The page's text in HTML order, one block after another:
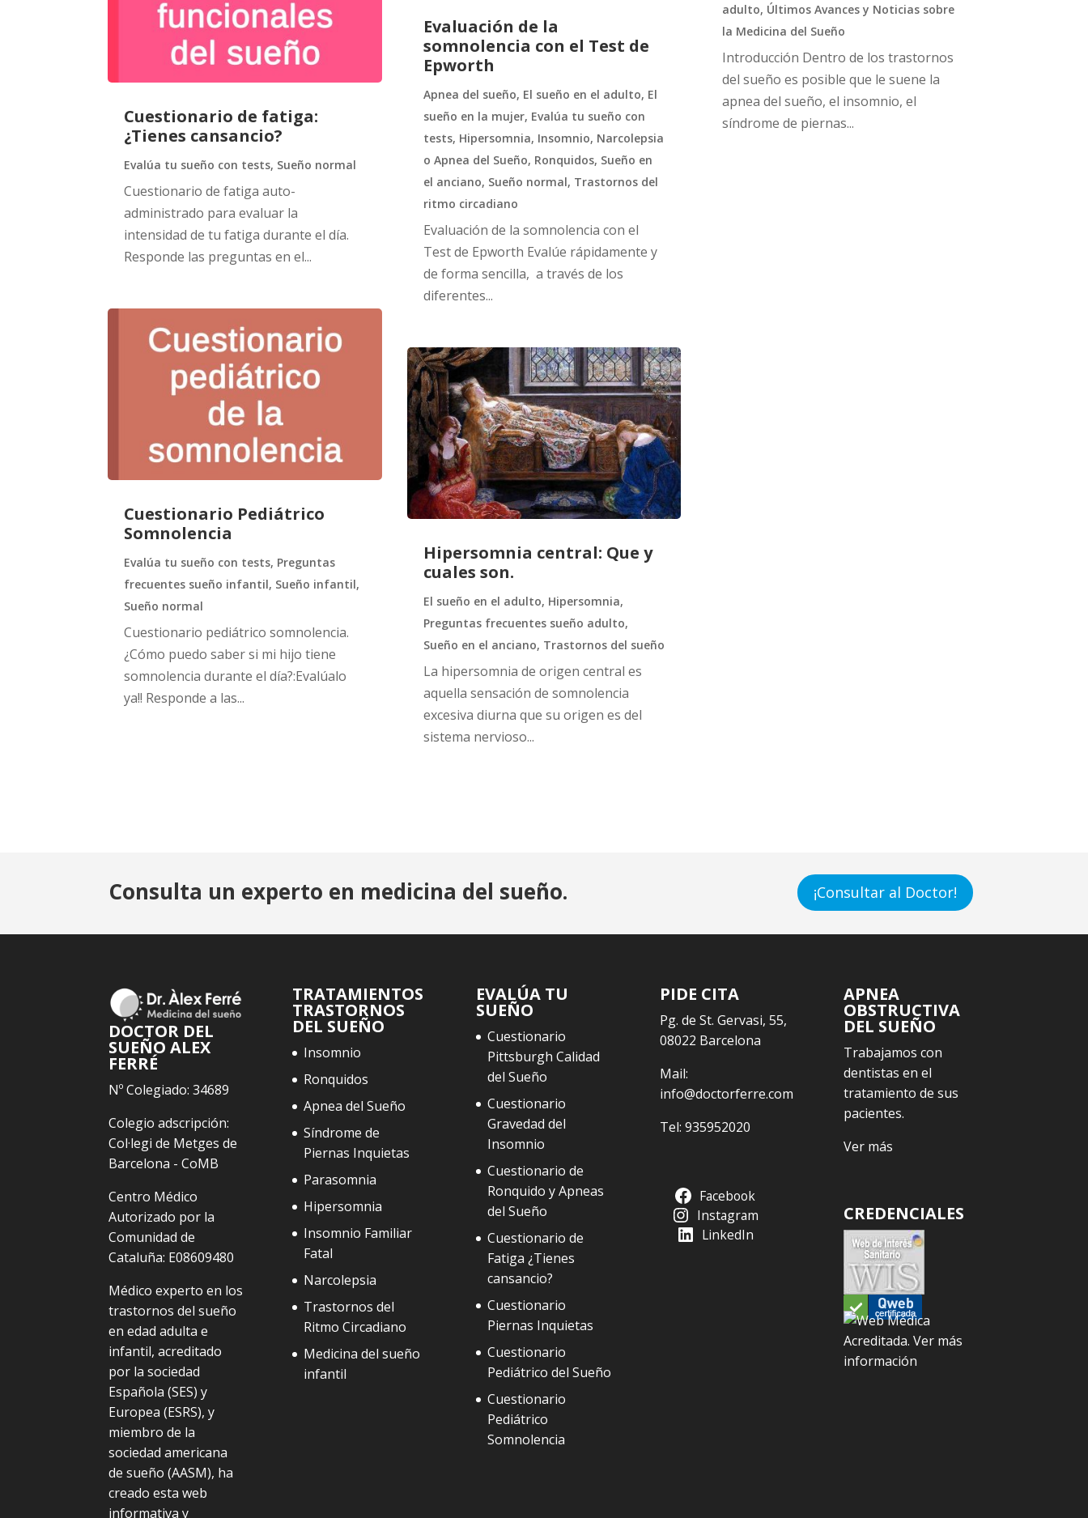
Cuestionario de fatiga:
¿Tienes cansancio?
Evalúa tu sueño con tests, Sueño normal
Cuestionario de fatiga auto-
administrado para evaluar la
intensidad de tu fatiga durante el día.
Responde las preguntas en el...
Cuestionario Pediátrico
Somnolencia
Evalúa tu sueño con tests, Preguntas
frecuentes sueño infantil, Sueño infantil,
Sueño normal
Cuestionario pediátrico somnolencia.
¿Cómo puedo saber si mi hijo tiene
somnolencia durante el día?:Evalúalo
ya!! Responde a las...
Evaluación de la
somnolencia con el Test de
Epworth
Apnea del sueño, El sueño en el adulto, El
sueño en la mujer, Evalúa tu sueño con
tests, Hipersomnia, Insomnio, Narcolepsia
o Apnea del Sueño, Ronquidos, Sueño en
el anciano, Sueño normal, Trastornos del
ritmo circadiano
Evaluación de la somnolencia con el
Test de Epworth Evalúe rápidamente y
de forma sencilla, a través de los
diferentes...
Hipersomnia central: Que y
cuales son.
El sueño en el adulto, Hipersomnia,
Preguntas frecuentes sueño adulto,
Sueño en el anciano, Trastornos del sueño
La hipersomnia de origen central es
aquella sensación de somnolencia
excesiva diurna que su origen es del
sistema nervioso...
adulto, Últimos Avances y Noticias sobre
la Medicina del Sueño
Introducción Dentro de los trastornos
del sueño es posible que le suene la
apnea del sueño, el insomnio, el
síndrome de piernas...
Consulta un experto en medicina del sueño. ¡Consultar al Doctor!
DOCTOR DEL
SUEÑO ALEX
FERRÉ
Nº Colegiado: 34689
Colegio adscripción:
Col·legi de Metges de
Barcelona - CoMB
Centro Médico
Autorizado por la
Comunidad de
Cataluña: E08609480
Médico experto en los
trastornos del sueño
en edad adulta e
infantil, acreditado
por la sociedad
Española (SES) y
Europea (ESRS), y
miembro de la
sociedad americana
de sueño (AASM), ha
creado esta web
informativa y
TRATAMIENTOS
TRASTORNOS
DEL SUEÑO
Insomnio
Ronquidos
Apnea del Sueño
Síndrome de
Piernas Inquietas
Parasomnia
Hipersomnia
Insomnio Familiar
Fatal
Narcolepsia
Trastornos del
Ritmo Circadiano
Medicina del sueño
infantil
EVALÚA TU
SUEÑO
Cuestionario
Pittsburgh Calidad
del Sueño
Cuestionario
Gravedad del
Insomnio
Cuestionario de
Ronquido y Apneas
del Sueño
Cuestionario de
Fatiga ¿Tienes
cansancio?
Cuestionario
Piernas Inquietas
Cuestionario
Pediátrico del Sueño
Cuestionario
Pediátrico
Somnolencia
PIDE CITA
Pg. de St. Gervasi, 55,
08022 Barcelona
Mail:
info@doctorferre.com
Tel: 935952020
Facebook
Instagram
LinkedIn
APNEA
OBSTRUCTIVA
DEL SUEÑO
Trabajamos con
dentistas en el
tratamiento de sus
pacientes.
Ver más
CREDENCIALES